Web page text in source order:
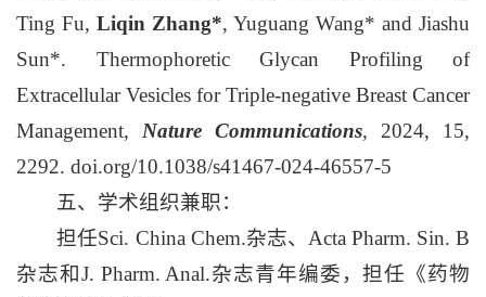
Ting Fu, Liqin Zhang*, Yuguang Wang* and Jiashu
Sun*. Thermophoretic Glycan Profiling of
Extracellular Vesicles for Triple-negative Breast Cancer
Management, Nature Communications, 2024, 15,
2292. doi.org/10.1038/s41467-024-46557-5
五、学术组织兼职：
担任Sci. China Chem.杂志、Acta Pharm. Sin. B
杂志和J. Pharm. Anal.杂志青年编委，担任《药物